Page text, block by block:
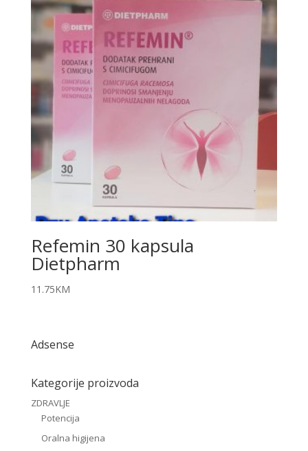
Refemin 30 kapsula
Dietpharm
11.75KM
Adsense
Kategorije proizvoda
ZDRAVLJE
Potencija
Oralna higijena